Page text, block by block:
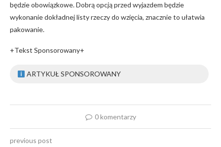
będzie obowiązkowe. Dobrą opcją przed wyjazdem będzie
wykonanie dokładnej listy rzeczy do wzięcia, znacznie to ułatwia
pakowanie.
+Tekst Sponsorowany+
ARTYKUŁ SPONSOROWANY
0 komentarzy
previous post